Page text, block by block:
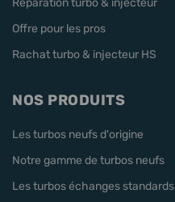
Réparation turbo & injecteur
Offre pour les pros
Rachat turbo & injecteur HS
NOS PRODUITS
Les turbos neufs d'origine
Notre gamme de turbos neufs
Les turbos échanges standards